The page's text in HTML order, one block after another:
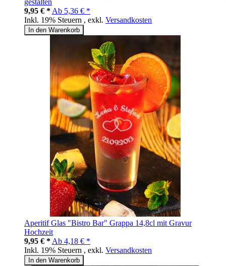
gestalten
9,95 € * Ab 5,36 € *
Inkl. 19% Steuern , exkl. Versandkosten
In den Warenkorb
Aperitif Glas "Bistro Bar" Grappa 14,8cl mit Gravur
Hochzeit
9,95 € * Ab 4,18 € *
Inkl. 19% Steuern , exkl. Versandkosten
In den Warenkorb